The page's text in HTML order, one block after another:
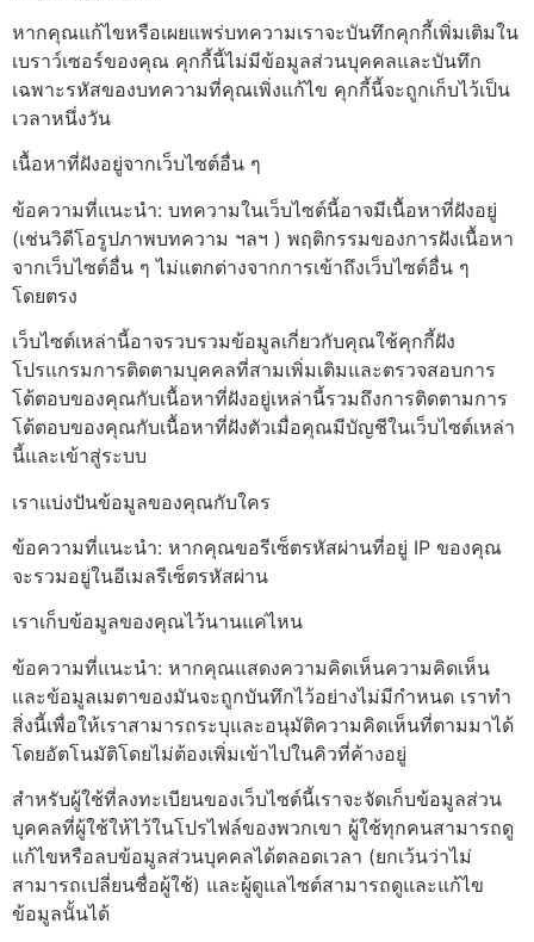
หากคุณแก้ไขหรือเผยแพร่บทความเราจะบันทึกคุกกี้เพิ่มเติมใน
เบราว์เซอร์ของคุณ คุกกี้นี้ไม่มีข้อมูลส่วนบุคคลและบันทึก
เฉพาะรหัสของบทความที่คุณเพิ่งแก้ไข คุกกี้นี้จะถูกเก็บไว้เป็น
เวลาหนึ่งวัน
เนื้อหาที่ฝังอยู่จากเว็บไซต์อื่น ๆ
ข้อความที่แนะนำ: บทความในเว็บไซต์นี้อาจมีเนื้อหาที่ฝังอยู่
(เช่นวิดีโอรูปภาพบทความ ฯลฯ ) พฤติกรรมของการฝังเนื้อหา
จากเว็บไซต์อื่น ๆ ไม่แตกต่างจากการเข้าถึงเว็บไซต์อื่น ๆ
โดยตรง
เว็บไซต์เหล่านี้อาจรวบรวมข้อมูลเกี่ยวกับคุณใช้คุกกี้ฝัง
โปรแกรมการติดตามบุคคลที่สามเพิ่มเติมและตรวจสอบการ
โต้ตอบของคุณกับเนื้อหาที่ฝังอยู่เหล่านี้รวมถึงการติดตามการ
โต้ตอบของคุณกับเนื้อหาที่ฝังตัวเมื่อคุณมีบัญชีในเว็บไซต์เหล่า
นี้และเข้าสู่ระบบ
เราแบ่งปันข้อมูลของคุณกับใคร
ข้อความที่แนะนำ: หากคุณขอรีเซ็ตรหัสผ่านที่อยู่ IP ของคุณ
จะรวมอยู่ในอีเมลรีเซ็ตรหัสผ่าน
เราเก็บข้อมูลของคุณไว้นานแค่ไหน
ข้อความที่แนะนำ: หากคุณแสดงความคิดเห็นความคิดเห็น
และข้อมูลเมตาของมันจะถูกบันทึกไว้อย่างไม่มีกำหนด เราทำ
สิ่งนี้เพื่อให้เราสามารถระบุและอนุมัติความคิดเห็นที่ตามมาได้
โดยอัตโนมัติโดยไม่ต้องเพิ่มเข้าไปในคิวที่ค้างอยู่
สำหรับผู้ใช้ที่ลงทะเบียนของเว็บไซต์นี้เราจะจัดเก็บข้อมูลส่วน
บุคคลที่ผู้ใช้ให้ไว้ในโปรไฟล์ของพวกเขา ผู้ใช้ทุกคนสามารถดู
แก้ไขหรือลบข้อมูลส่วนบุคคลได้ตลอดเวลา (ยกเว้นว่าไม่
สามารถเปลี่ยนชื่อผู้ใช้) และผู้ดูแลไซต์สามารถดูและแก้ไข
ข้อมูลนั้นได้